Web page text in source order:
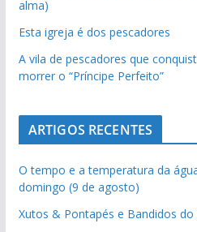
alma)
Esta igreja é dos pescadores
A vila de pescadores que
morrer o “Príncipe Perfeito”
ARTIGOS RECENTES
O tempo e a temperatura da
domingo (9 de agosto)
Xutos & Pontapés e Bandidos